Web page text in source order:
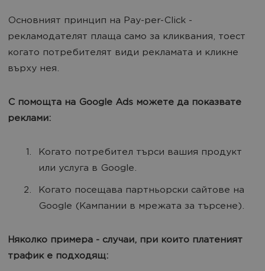
Основният принцип на Pay-per-Click -
рекламодателят плаща само за кликвания, тоест
когато потребителят види рекламата и кликне
върху нея.
С помощта на Google Ads можете да показвате
реклами:
Когато потребител търси вашия продукт
или услуга в Google.
Когато посещава партньорски сайтове на
Google (Кампании в мрежата за търсене).
Няколко примера - случаи, при които платеният
трафик е подходящ: